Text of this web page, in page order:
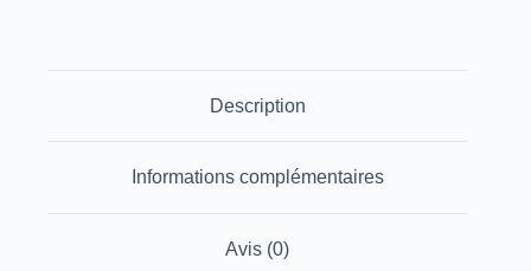
Description
Informations complémentaires
Avis (0)